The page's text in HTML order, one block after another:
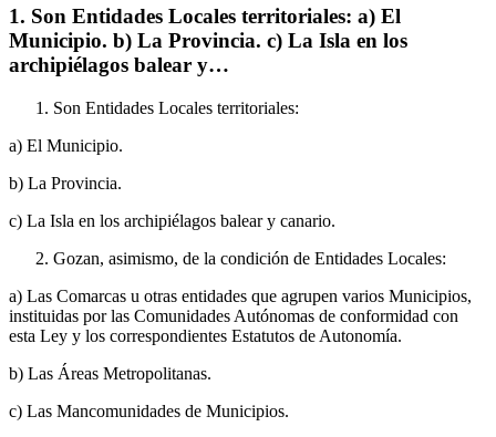
1. Son Entidades Locales territoriales: a) El
Municipio. b) La Provincia. c) La Isla en los
archipiélagos balear y…
Son Entidades Locales territoriales:
a) El Municipio.
b) La Provincia.
c) La Isla en los archipiélagos balear y canario.
Gozan, asimismo, de la condición de Entidades Locales:
a) Las Comarcas u otras entidades que agrupen varios Municipios,
instituidas por las Comunidades Autónomas de conformidad con
esta Ley y los correspondientes Estatutos de Autonomía.
b) Las Áreas Metropolitanas.
c) Las Mancomunidades de Municipios.